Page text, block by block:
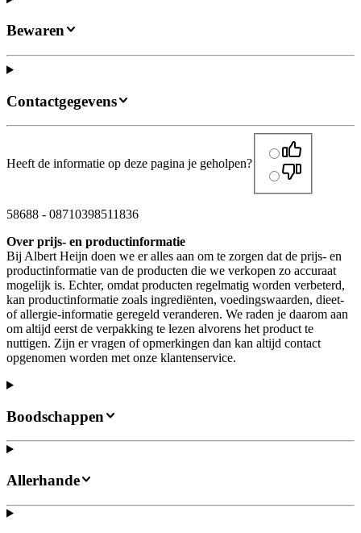
Bewaren
Contactgegevens
Heeft de informatie op deze pagina je geholpen?
58688 - 08710398511836
Over prijs- en productinformatie
Bij Albert Heijn doen we er alles aan om te zorgen dat de prijs- en
productinformatie van de producten die we verkopen zo accuraat
mogelijk is. Echter, omdat producten regelmatig worden verbeterd,
kan productinformatie zoals ingrediënten, voedingswaarden, dieet-
of allergie-informatie geregeld veranderen. We raden je daarom aan
om altijd eerst de verpakking te lezen alvorens het product te
nuttigen. Zijn er vragen of opmerkingen dan kan altijd contact
opgenomen worden met onze klantenservice.
Boodschappen
Allerhande